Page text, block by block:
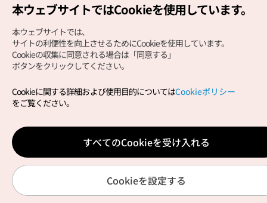
Copyright (c) Korea Tourism Organization All Rights
サイトエラー報告公式メール
japanese@knto.or.kr
本ウェブサイトではCookieを使用しています。
本ウェブサイトでは、
サイトの利便性を向上させるためにCookieを使用しています。
Cookieの収集に同意される場合は「同意する」
ボタンをクリックしてください。
Cookieに関する詳細および使用目的についてはCookieポリシー
をご覧ください。
すべてのCookieを受け入れる
Cookieを設定する